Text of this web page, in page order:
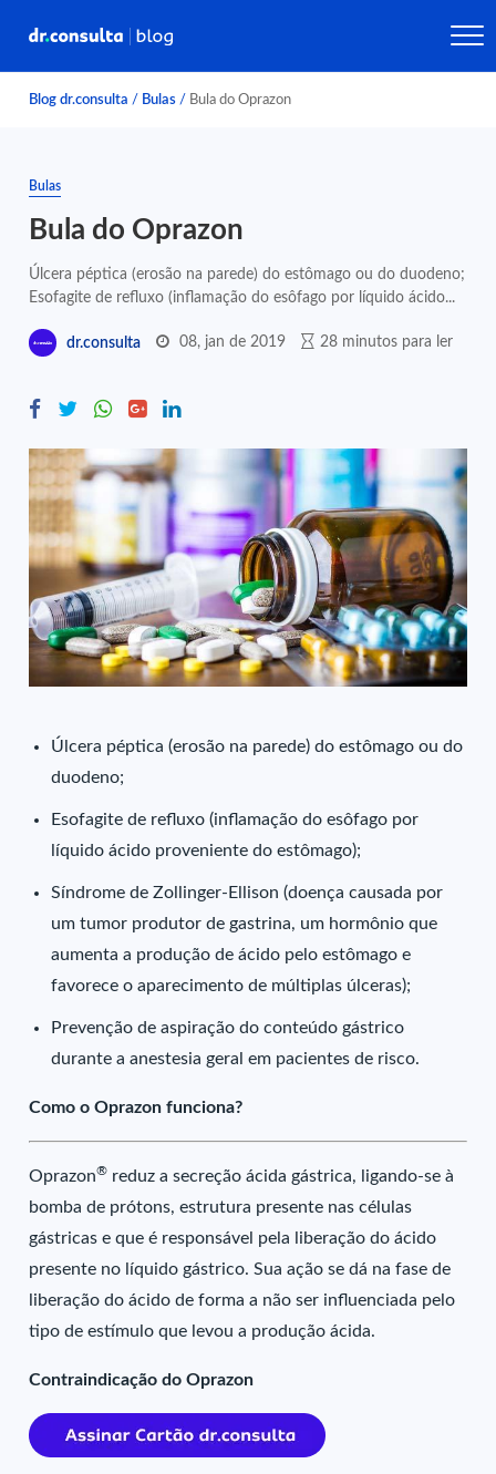
Blog dr.consulta / Bulas / Bula do Oprazon
Bulas
Bula do Oprazon
Úlcera péptica (erosão na parede) do estômago ou do duodeno;
Esofagite de refluxo (inflamação do esôfago por líquido ácido...
dr.consulta 08, jan de 2019 28 minutos para ler
Úlcera péptica (erosão na parede) do estômago ou do
duodeno;
Esofagite de refluxo (inflamação do esôfago por
líquido ácido proveniente do estômago);
Síndrome de Zollinger-Ellison (doença causada por
um tumor produtor de gastrina, um hormônio que
aumenta a produção de ácido pelo estômago e
favorece o aparecimento de múltiplas úlceras);
Prevenção de aspiração do conteúdo gástrico
durante a anestesia geral em pacientes de risco.
Como o Oprazon funciona?
Oprazon® reduz a secreção ácida gástrica, ligando-se à
bomba de prótons, estrutura presente nas células
gástricas e que é responsável pela liberação do ácido
presente no líquido gástrico. Sua ação se dá na fase de
liberação do ácido de forma a não ser influenciada pelo
tipo de estímulo que levou a produção ácida.
Contraindicação do Oprazon